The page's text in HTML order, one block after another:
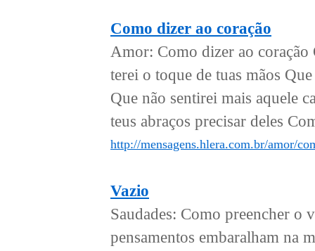
Como dizer ao coração
Amor: Como dizer ao coração
terei o toque de tuas mãos
Que não sentirei mais aquele
teus abraços precisar deles
http://mensagens.hlera.com.br/amor/
Vazio
Saudades: Como preencher o
pensamentos embaralham na